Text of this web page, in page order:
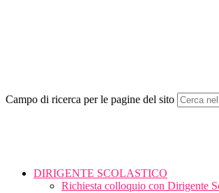
Campo di ricerca per le pagine del sito
DIRIGENTE SCOLASTICO
Richiesta colloquio con Dirigente